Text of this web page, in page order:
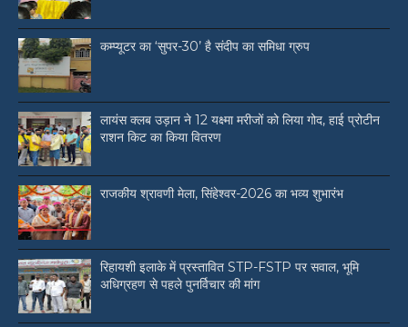
कम्प्यूटर का ‘सुपर-30’ है संदीप का समिधा ग्रुप
लायंस क्लब उड़ान ने 12 यक्ष्मा मरीजों को लिया गोद, हाई प्रोटीन
राशन किट का किया वितरण
राजकीय श्रावणी मेला, सिंहेश्वर-2026 का भव्य शुभारंभ
रिहायशी इलाके में प्रस्तावित STP-FSTP पर सवाल, भूमि
अधिग्रहण से पहले पुनर्विचार की मांग